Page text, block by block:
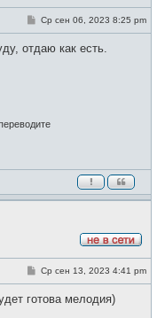
в
с
С
б
Ср сен 06, 2023 8:25 pm
отдаю как есть.
в
с
С
б
Ср сен 13, 2023 4:41 pm
готова мелодия)